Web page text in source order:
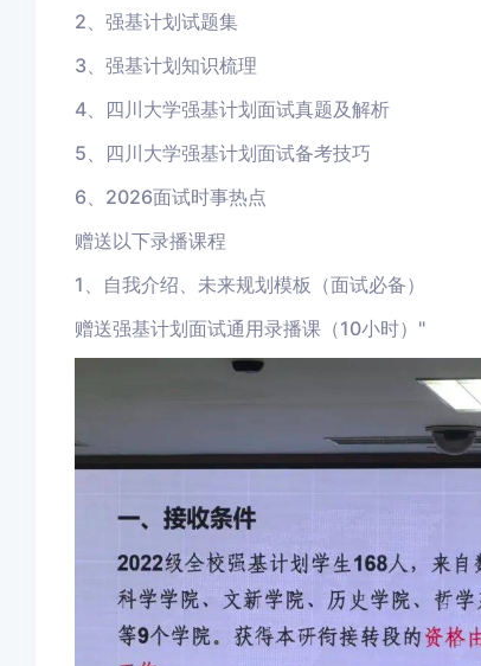
2、强基计划试题集
3、强基计划知识梳理
4、四川大学强基计划面试真题及解析
5、四川大学强基计划面试备考技巧
6、2026面试时事热点
赠送以下录播课程
1、自我介绍、未来规划模板（面试必备）
赠送强基计划面试通用录播课（10小时）"